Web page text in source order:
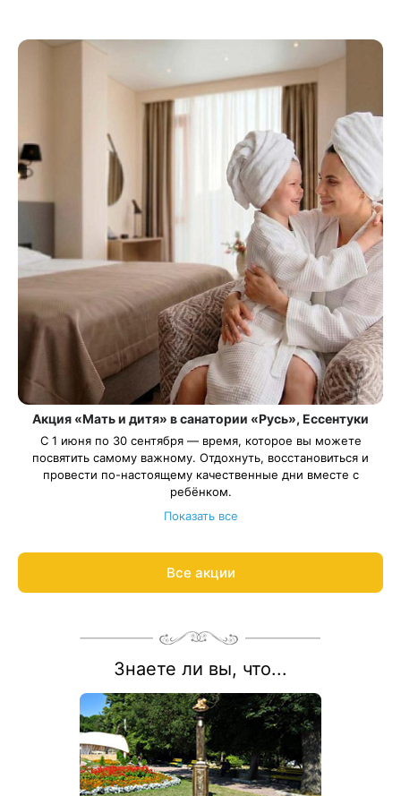
Акция «Мать и дитя» в санатории «Русь», Ессентуки
С 1 июня по 30 сентября — время, которое вы можете
посвятить самому важному. Отдохнуть, восстановиться и
провести по-настоящему качественные дни вместе с
ребёнком.
Условия акции:
санаторно-курортная путёвка «Детская Оздоровительная»
категории «Стандарт» и «Стандарт плюс» при одноместном
размещении основного гостя
Весь период проживания должен пройти в даты 01 июня —
акции:8 800 700-15-77
Показать все
Все акции
Знаете ли вы, что...